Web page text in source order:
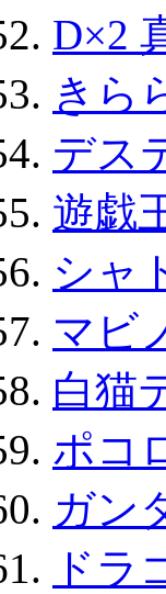
D×2
きら
デス
遊戯
シャ
マビ
白猫
ポコ
ガン
ドラ